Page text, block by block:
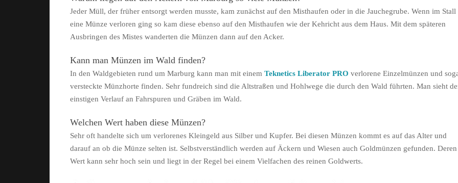
Jeder Müll, der früher entsorgt werden musste, kam zunächst auf den Misthaufen oder in die Jauchegrube. Wenn im Stall
eine Münze verloren ging so kam diese ebenso auf den Misthaufen wie der Kehricht aus dem Haus. Mit dem späteren
Ausbringen des Mistes wanderten die Münzen dann auf den Acker.
Kann man Münzen im Wald finden?
In den Waldgebieten rund um Marburg kann man mit einem Teknetics Liberator PRO verlorene Einzelmünzen und
versteckte Münzhorte finden. Sehr fundreich sind die Altstraßen und Hohlwege die durch den Wald führten. Man sieht
einstigen Verlauf an Fahrspuren und Gräben im Wald.
Welchen Wert haben diese Münzen?
Sehr oft handelte sich um verlorenes Kleingeld aus Silber und Kupfer. Bei diesen Münzen kommt es auf das Alter und
darauf an ob die Münze selten ist. Selbstverständlich werden auf Äckern und Wiesen auch Goldmünzen gefunden. Deren
Wert kann sehr hoch sein und liegt in der Regel bei einem Vielfachen des reinen Goldwerts.